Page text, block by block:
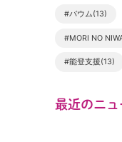
#バウム(13)
#MORI NO
#能登支援(13)
最近のニュ